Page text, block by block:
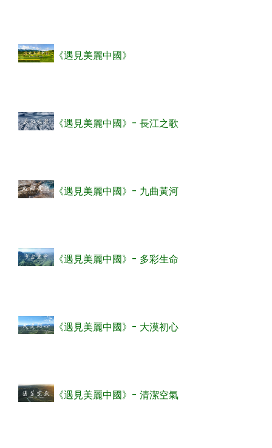
《遇見美麗中國》
《遇見美麗中國》- 長江之歌
《遇見美麗中國》- 九曲黃河
《遇見美麗中國》- 多彩生命
《遇見美麗中國》- 大漠初心
《遇見美麗中國》- 清潔空氣